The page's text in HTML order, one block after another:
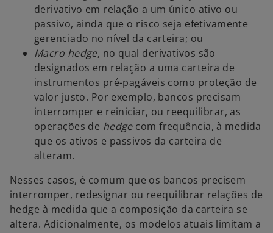
derivativo em relação a um único ativo ou
passivo, ainda que o risco seja efetivamente
gerenciado no nível da carteira; ou
Macro hedge, no qual derivativos são
designados em relação a uma carteira de
instrumentos pré-pagáveis como proteção de
valor justo. Por exemplo, bancos precisam
interromper e reiniciar, ou reequilibrar, as
operações de hedgecom frequência, à medida
que os ativos e passivos da carteira de
alteram.
Nesses casos, é comum que os bancos precisem
interromper, redesignar ou reequilibrar relações de
hedge à medida que a composição da carteira se
altera. Adicionalmente, os modelos atuais limitam a